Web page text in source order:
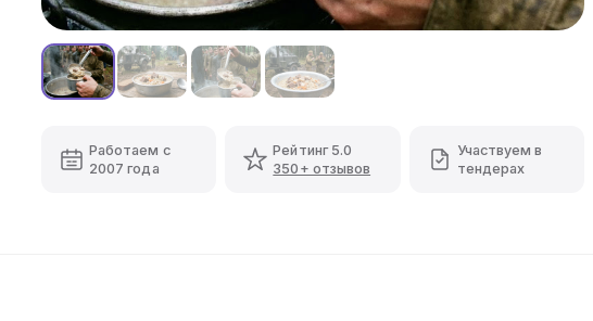
Работаем с
2007 года
Рейтинг 5.0
350+ отзывов
Участвуем в
тендерах